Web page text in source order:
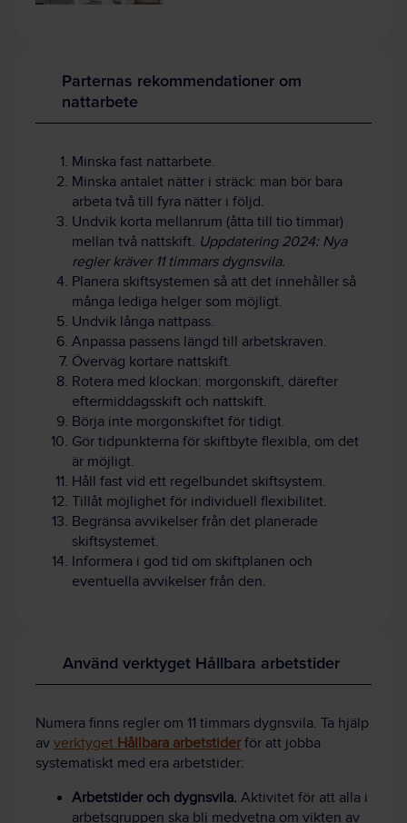
Parternas rekommendationer om
nattarbete
Minska fast nattarbete.
Minska antalet nätter i sträck: man bör bara
arbeta två till fyra nätter i följd.
Undvik korta mellanrum (åtta till tio timmar)
mellan två nattskift. Uppdatering 2024: Nya
regler kräver 11 timmars dygnsvila.
Planera skiftsystemen så att det innehåller så
många lediga helger som möjligt.
Undvik långa nattpass.
Anpassa passens längd till arbetskraven.
Överväg kortare nattskift.
Rotera med klockan: morgonskift, därefter
eftermiddagsskift och nattskift.
Börja inte morgonskiftet för tidigt.
Gör tidpunkterna för skiftbyte flexibla, om det
är möjligt.
Håll fast vid ett regelbundet skiftsystem.
Tillåt möjlighet för individuell flexibilitet.
Begränsa avvikelser från det planerade
skiftsystemet.
Informera i god tid om skiftplanen och
eventuella avvikelser från den.
Använd verktyget Hållbara arbetstider
Numera finns regler om 11 timmars dygnsvila. Ta hjälp
av verktyget Hållbara arbetstiderför att jobba
systematiskt med era arbetstider:
Arbetstider och dygnsvila. Aktivitet för att alla i
arbetsgruppen ska bli medvetna om vikten av